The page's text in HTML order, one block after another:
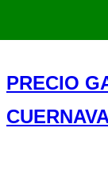
PRECIO